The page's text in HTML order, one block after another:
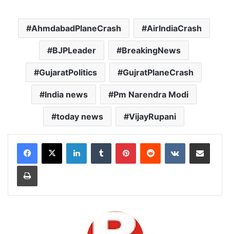
AhmdabadPlaneCrash AirIndiaCrash
BJPLeader BreakingNews
GujaratPolitics GujratPlaneCrash
India news Pm Narendra Modi
today news VijayRupani
LinkedInTumblr PinterestReddit VKontakteShare via Email
Print